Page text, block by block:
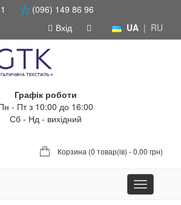
(096) 149 86 96
UA | RU
Вхід
Графік роботи
- Пт з 10:00 до 16:00
Сб - Нд - вихідний
Корзина (0 товар(ів) - 0.00 грн)
Toggle
navigation